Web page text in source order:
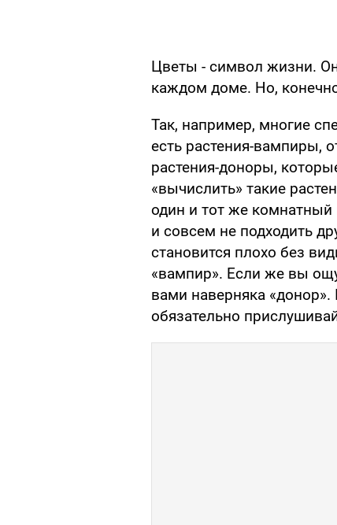
Цветы - символ жизни.
каждом доме. Но,
Так, например, многие
есть растения-вампиры,
растения-доноры,
«вычислить» такие
один и тот же комнатный
и совсем не подходить
становится плохо без
«вампир». Если же вы
вами наверняка
обязательно